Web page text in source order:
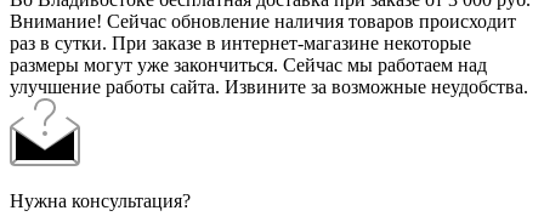
Внимание! Сейчас обновление наличия товаров происходит
раз в сутки. При заказе в интернет-магазине некоторые
размеры могут уже закончиться. Сейчас мы работаем над
улучшение работы сайта. Извините за возможные неудобства.
Нужна консультация?